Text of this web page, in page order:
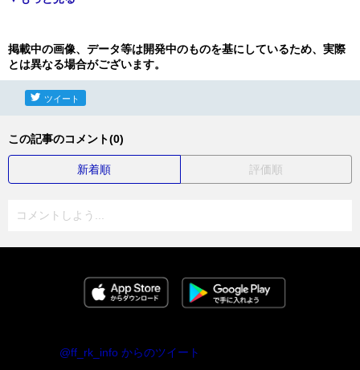
掲載中の画像、データ等は開発中のものを基にしているため、実際
とは異なる場合がございます。
ツイート
この記事のコメント(0)
新着順 評価順
コメントしよう...
@ff_rk_info からのツイート